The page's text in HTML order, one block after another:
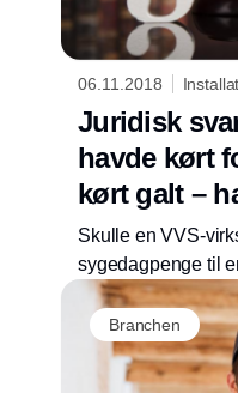
06.11.2018
Juridisk
havde kørt
kørt galt –
Skulle en VVS-
sygedagpenge til
fordi han kørte
hastighed?
Branchen